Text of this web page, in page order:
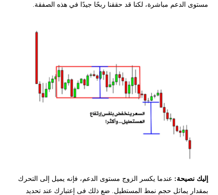
مستوى الدعم مباشرة، لكنا قد حققنا ربحًا جيدًا في هذه الصفقة.
إليك نصيحة: عندما يكسر الزوج مستوى الدعم، فإنه يميل إلى التحرك
بمقدار يماثل حجم نمط المستطيل. ضع ذلك فى إعتبارك عند تحديد